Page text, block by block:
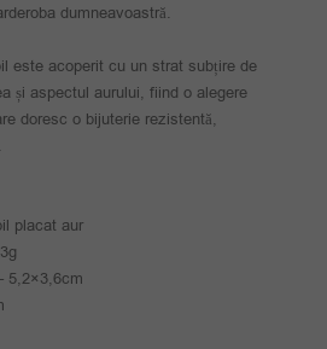
dumneavoastră.
este acoperit cu un strat subțire de
și aspectul aurului, fiind o alegere
doresc o bijuterie rezistentă,
placat aur
5,2×3,6cm